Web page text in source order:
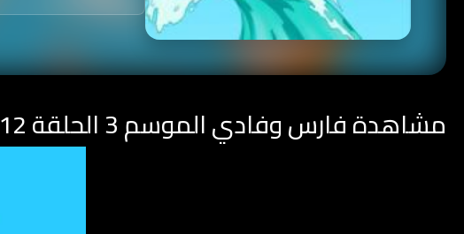
مشاهدة فارس وفادي الموسم 3 الحلقة 12